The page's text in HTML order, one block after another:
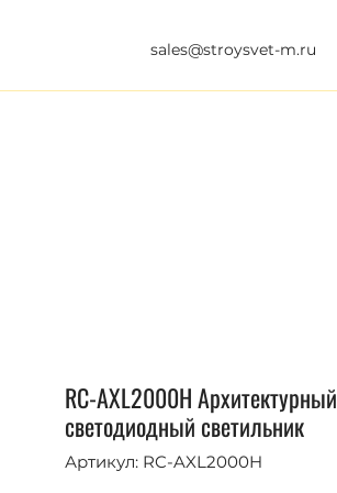
sales@stroysvet-m.ru
RC-AXL2000H Архитектурный
светодиодный светильник
Артикул: RC-AXL2000H